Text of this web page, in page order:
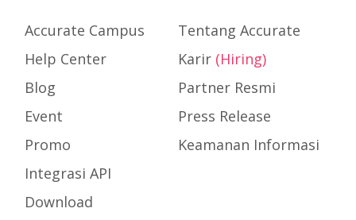
Accurate Campus
Help Center
Blog
Event
Promo
Integrasi API
Download
Tentang Accurate
Karir (Hiring)
Partner Resmi
Press Release
Keamanan Informasi